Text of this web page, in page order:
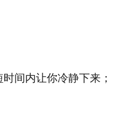
间内让你冷静下来；